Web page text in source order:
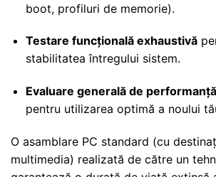
boot, profiluri de memorie).
Testare funcțională exhaustivă
stabilitatea întregului sistem.
Evaluare generală de performanță
pentru utilizarea optimă a noului
O asamblare PC standard (cu
multimedia) realizată de către un